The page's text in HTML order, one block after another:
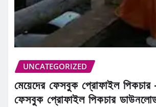
UNCATEGORIZED
মেয়েদের ফেসবুক প্রোফাইল পিকচার
ফেসবুক প্রোফাইল পিকচার